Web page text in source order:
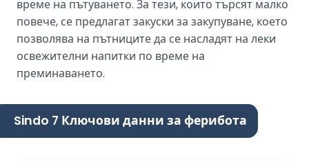
време на пътуването. За тези, които търсят малко
повече, се предлагат закуски за закупуване, което
позволява на пътниците да се насладят на леки
освежителни напитки по време на
преминаването.
Sindo 7 Ключови данни за ферибота